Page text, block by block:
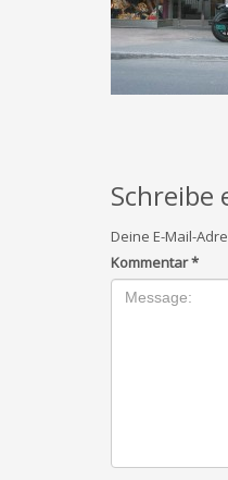
Schreibe
Deine E-Mail-
Kommentar*